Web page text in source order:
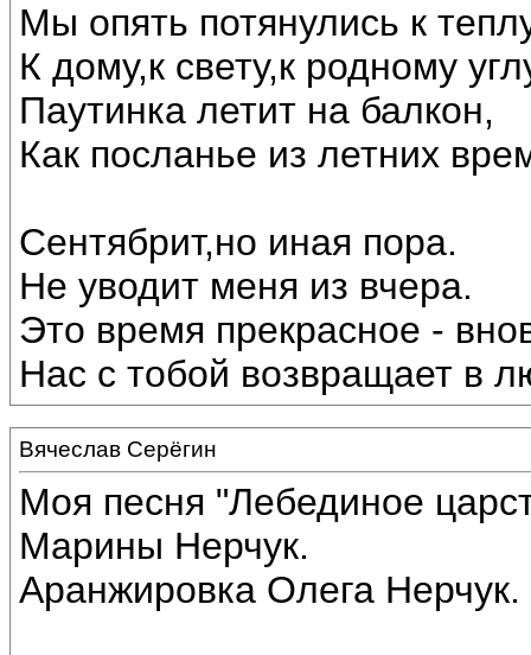
Мы опять потянулись к
К дому,к свету,к родному
Паутинка летит на балкон,
Как посланье из летних
Сентябрит,но иная пора.
Не уводит меня из вчера.
Это время прекрасное -
Нас с тобой возвращает в
Вячеслав Серёгин
Моя песня "Лебединое
Марины Нерчук.
Аранжировка Олега